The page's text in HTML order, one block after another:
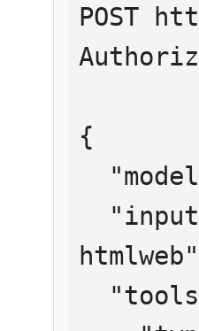
POST
{